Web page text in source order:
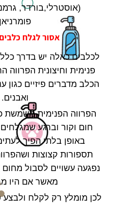
(אוסטרלי,בורדר,
אסורלגלח כלבים
לכלבים כאלה יש בדרך
פנימית וחיצונית הפרווה
הכלב מדברים פיזיים כגון
ואבנים.
הפרווה הפנימית משמשת
חום וקור וברגע
באופן בלתי הפיך
תספורות קצוצות
נפגעה עשויים לסבול
מאשר אם היו
לכן מומלץ רק לקלח ולבצע